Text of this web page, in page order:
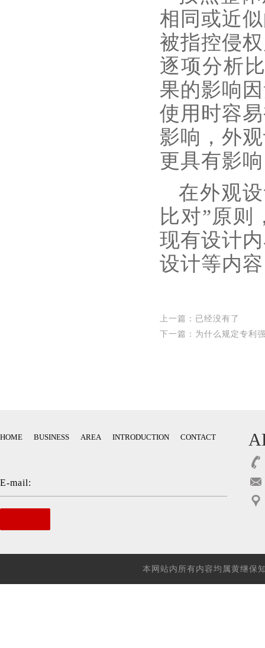
相同或近
被指控侵
逐项分析
果的影响
使用时容
影响，外
更具有影
在外观
比对”原则
现有设计
设计等内
上一篇：已经没有了
下一篇： 为什么规定专利
HOME BUSINESS AREA INTRODUCTION CONTACT
E-mail:
本网站内所有内容均属黄继保